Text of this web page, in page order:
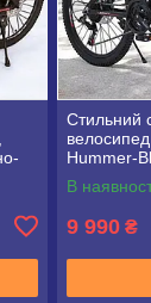
Стильний
Hummer-
червоний
В
9 990 ₴